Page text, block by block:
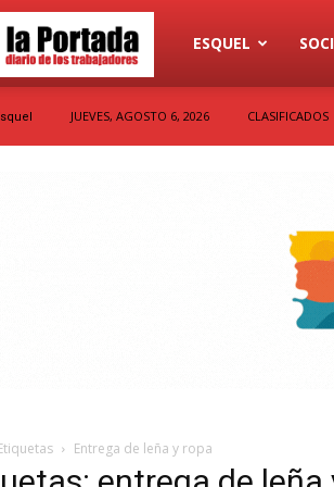
Diario
La
ESQUEL
JUEVES, AGOSTO 6, 2026 CLASIFICADOS
Entrega de leña y ropa